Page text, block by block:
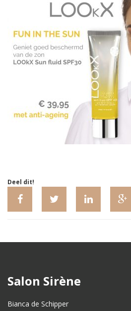
Deel dit!
Salon Sirène
Bianca de Schipper